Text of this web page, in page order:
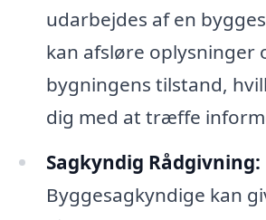
udarbejdes af en
kan afsløre oplysninger
bygningens tilstand,
dig med at træffe
Sagkyndig Rådgivning:
Byggesagkyndige kan